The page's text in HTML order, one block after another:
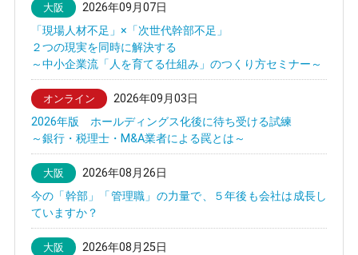
大阪
2026年09月07日
「現場人材不足」×「次世代幹部不足」
２つの現実を同時に解決する
～中小企業流「人を育てる仕組み」のつくり方セミナー～
オンライン
2026年09月03日
2026年版 ホールディングス化後に待ち受ける試練
～銀行・税理士・M&A業者による罠とは～
大阪
2026年08月26日
今の「幹部」「管理職」の力量で、５年後も会社は成長し
ていますか？
大阪
2026年08月25日